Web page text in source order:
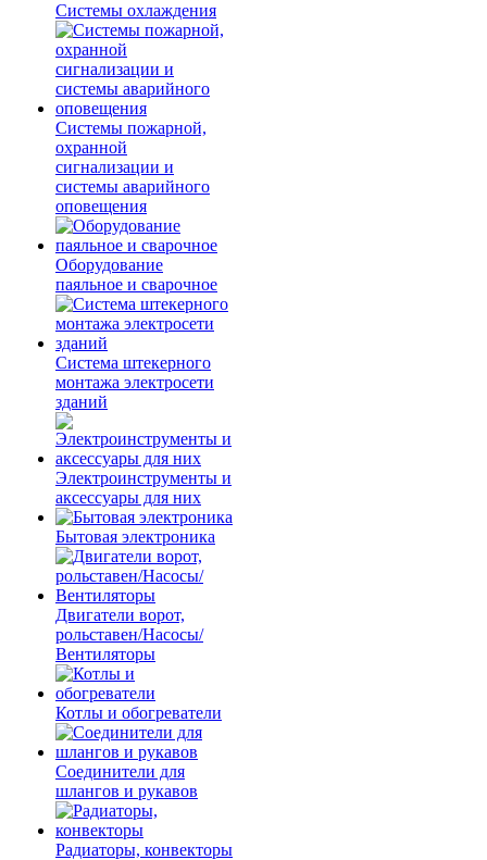
Системы охлаждения
Системы пожарной,
охранной
сигнализации и
системы аварийного
оповещения
Оборудование
паяльное и сварочное
Система штекерного
монтажа электросети
зданий
Электроинструменты и
аксессуары для них
Бытовая электроника
Двигатели ворот,
рольставен/Насосы/
Вентиляторы
Котлы и обогреватели
Соединители для
шлангов и рукавов
Радиаторы, конвекторы